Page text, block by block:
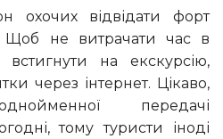
Щоб не витрачати час в
встигнути на екскурсію,
через інтернет. Цікаво,
передачі
тому туристи іноді